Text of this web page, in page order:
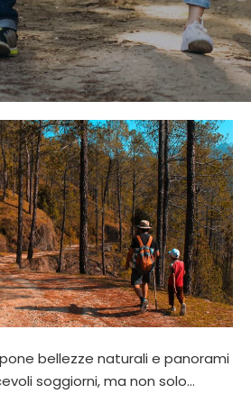
bellezze naturali e panorami
soggiorni, ma non solo…